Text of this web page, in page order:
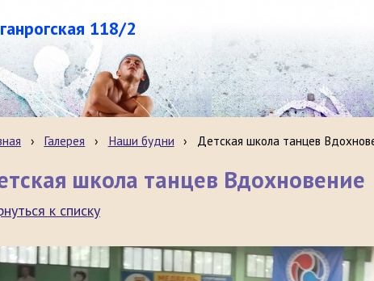
118/2
› Галерея › Наши будни › Детская школа танцев
школа танцев Вдохновение
к списку